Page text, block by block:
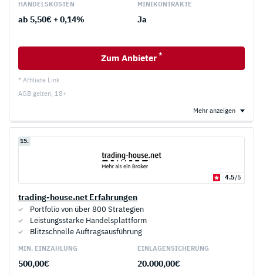
HANDELS­KOSTEN
ab 5,50€ + 0,14%
MINI­KONTRAKTE
Ja
Zum Anbieter *
* Affiliate Link
AGB gelten, 18+
Mehr anzeigen
15.
4.5/5
trading-house.net Erfahrungen
Portfolio von über 800 Strategien
Leistungsstarke Handelsplattform
Blitzschnelle Auftragsausführung
MIN. EINZAHLUNG
500,00€
EINLAGEN­SICHERUNG
20.000,00€